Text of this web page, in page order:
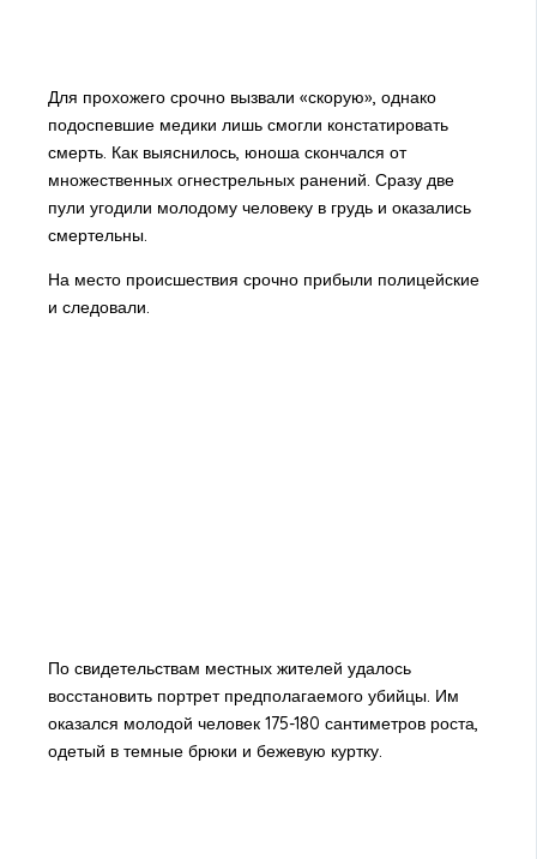
Для прохожего срочно вызвали «скорую», однако
подоспевшие медики лишь смогли констатировать
смерть. Как выяснилось, юноша скончался от
множественных огнестрельных ранений. Сразу две
пули угодили молодому человеку в грудь и оказались
смертельны.
На место происшествия срочно прибыли полицейские
и следовали.
По свидетельствам местных жителей удалось
восстановить портрет предполагаемого убийцы. Им
оказался молодой человек 175-180 сантиметров роста,
одетый в темные брюки и бежевую куртку.